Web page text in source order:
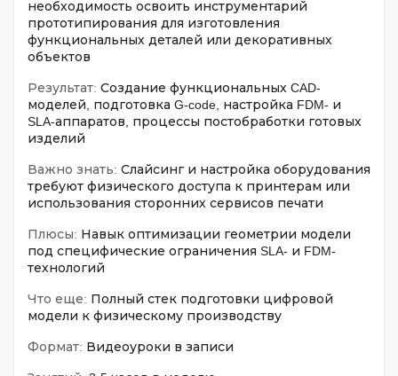
необходимость освоить инструментарий
прототипирования для изготовления
функциональных деталей или декоративных
объектов
Результат: Создание функциональных CAD-
моделей, подготовка G-code, настройка FDM- и
SLA-аппаратов, процессы постобработки готовых
изделий
Важно знать: Слайсинг и настройка оборудования
требуют физического доступа к принтерам или
использования сторонних сервисов печати
Плюсы: Навык оптимизации геометрии модели
под специфические ограничения SLA- и FDM-
технологий
Что еще: Полный стек подготовки цифровой
модели к физическому производству
Формат: Видеоуроки в записи